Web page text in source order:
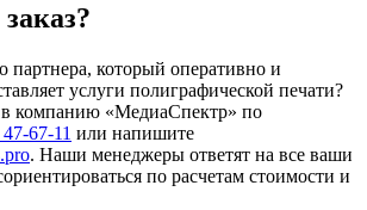
который оперативно и
услуги полиграфической печати?
в компанию «МедиаСпектр» по
67-11 или напишите
. Наши менеджеры ответят на все ваши
по расчетам стоимости и